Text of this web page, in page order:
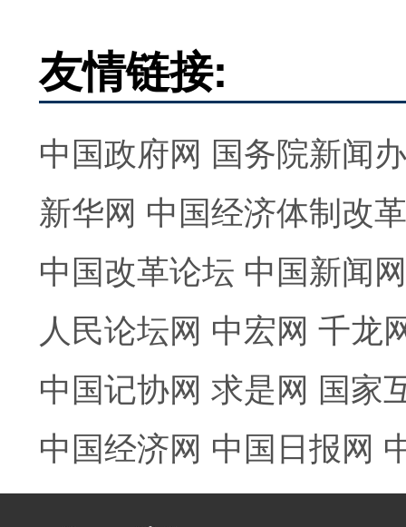
友情链接:
中国政府网 国务院新闻
新华网 中国经济体制改
中国改革论坛 中国新闻网
人民论坛网 中宏网 千龙
中国记协网 求是网 国家
中国经济网 中国日报网